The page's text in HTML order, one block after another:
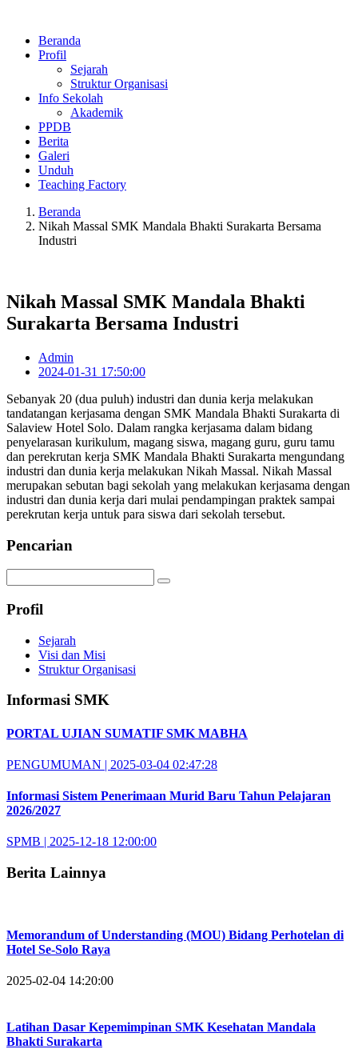
Beranda
Profil
Sejarah
Struktur Organisasi
Info Sekolah
Akademik
PPDB
Berita
Galeri
Unduh
Teaching Factory
Beranda
Nikah Massal SMK Mandala Bhakti Surakarta Bersama
Industri
Nikah Massal SMK Mandala Bhakti
Surakarta Bersama Industri
Admin
2024-01-31 17:50:00
Sebanyak 20 (dua puluh) industri dan dunia kerja melakukan
tandatangan kerjasama dengan SMK Mandala Bhakti Surakarta di
Salaview Hotel Solo. Dalam rangka kerjasama dalam bidang
penyelarasan kurikulum, magang siswa, magang guru, guru tamu
dan perekrutan kerja SMK Mandala Bhakti Surakarta mengundang
industri dan dunia kerja melakukan Nikah Massal. Nikah Massal
merupakan sebutan bagi sekolah yang melakukan kerjasama dengan
industri dan dunia kerja dari mulai pendampingan praktek sampai
perekrutan kerja untuk para siswa dari sekolah tersebut.
Pencarian
Profil
Sejarah
Visi dan Misi
Struktur Organisasi
Informasi SMK
PORTAL UJIAN SUMATIF SMK MABHA
PENGUMUMAN | 2025-03-04 02:47:28
Informasi Sistem Penerimaan Murid Baru Tahun Pelajaran
2026/2027
SPMB | 2025-12-18 12:00:00
Berita Lainnya
Memorandum of Understanding (MOU) Bidang Perhotelan di
Hotel Se-Solo Raya
2025-02-04 14:20:00
Latihan Dasar Kepemimpinan SMK Kesehatan Mandala
Bhakti Surakarta